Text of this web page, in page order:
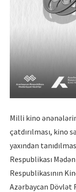
Milli kino
çatdırılması, kino
yaxından
Respublikası
Respublikasının
Azərbaycan Dövlət